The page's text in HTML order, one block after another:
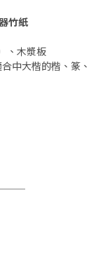
竹紙
、木漿板
中大楷的楷、篆、